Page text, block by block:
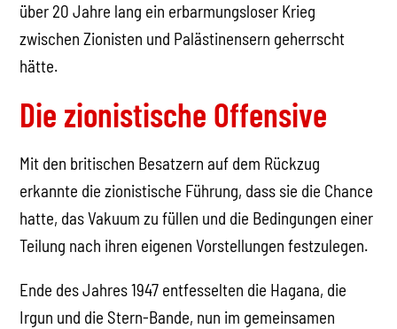
über 20 Jahre lang ein erbarmungsloser Krieg
zwischen Zionisten und Palästinensern geherrscht
hätte.
Die zionistische Offensive
Mit den britischen Besatzern auf dem Rückzug
erkannte die zionistische Führung, dass sie die Chance
hatte, das Vakuum zu füllen und die Bedingungen einer
Teilung nach ihren eigenen Vorstellungen festzulegen.
Ende des Jahres 1947 entfesselten die Hagana, die
Irgun und die Stern-Bande, nun im gemeinsamen